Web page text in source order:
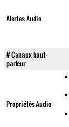
Alertes Audio
# Canaux haut-
parleur
Propriétés Audio